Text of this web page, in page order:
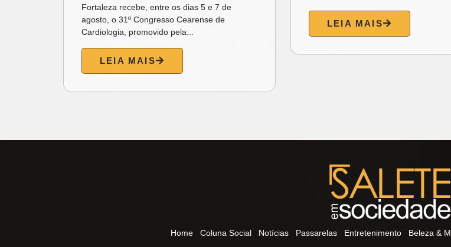
Fortaleza recebe, entre os dias 5 e 7 de
agosto, o 31º Congresso Cearense de
Cardiologia, promovido pela...
LEIA MAIS
LEIA MAIS
Home Coluna Social Notícias Passarelas Entretenimento Beleza &